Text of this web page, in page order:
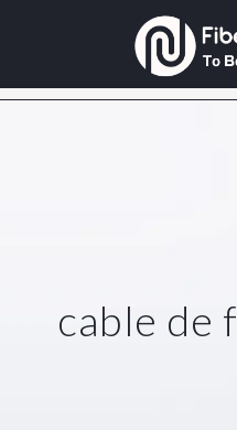
cable de